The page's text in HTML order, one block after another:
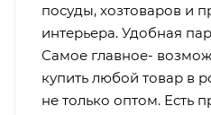
посуды, хозтоваров и
интерьера. Удобная
Самое главное-
купить любой товар в
не только оптом. Есть